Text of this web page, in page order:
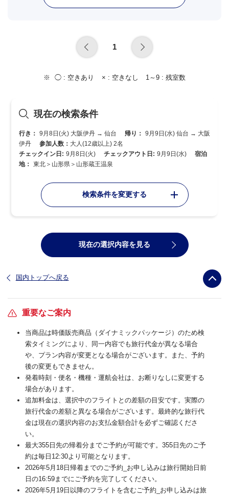
1
◯ : 空きあり × : 空きなし 1～9 : 残室数
現在の検索条件
行き： 9月8日(火) 大阪伊丹 → 仙台 帰り： 9月9日(水) 仙台 → 大阪
伊丹
参加人数： 大人(12歳以上) 2名
チェックイン日: 9月8日(火) チェックアウト日: 9月9日(水)
宿泊
地： 東北＞山形県＞山形蔵王温泉
検索条件を変更する
現在の選択内容を見る
国内トップへ戻る
重要なご案内
当商品は時価販売商品（ダイナミックパッケージ）のため検
索タイミングにより、同一内容でも旅行代金が異なる場合
や、プラン内容が変更となる場合がございます。また、予約
後の変更もできません。
発着時刻・便名・機種・運航会社は、お断りなしに変更する
場合があります。
追加料金は、選択中のフライトとの差額の目安です。実際の
旅行代金の差額と異なる場合がございます。最終的な旅行代
金は現在の選択内容のお支払金額合計を必ずご確認くださ
い。
最大355日先の帰着分までご予約が可能です。355日先のご予
約は毎日12:30より可能となります。
2026年5月18日帰着までのご予約_お申し込みは旅行開始日前
日の16:59までにご予約を完了してください。
2026年5月19日以降のフライトを含むご予約_お申し込みは旅